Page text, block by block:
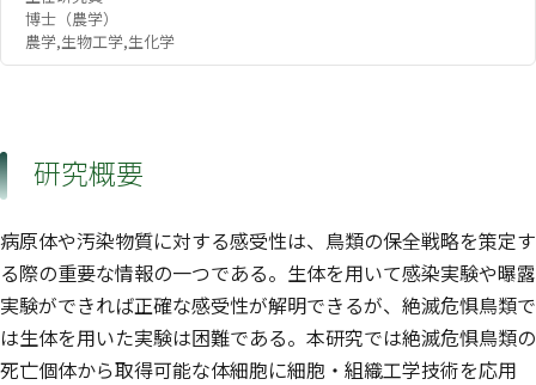
博士（農学）
農学,生物工学,生化学
研究概要
病原体や汚染物質に対する感受性は、鳥類の保全戦略を策定す
る際の重要な情報の一つである。生体を用いて感染実験や曝露
実験ができれば正確な感受性が解明できるが、絶滅危惧鳥類で
は生体を用いた実験は困難である。本研究では絶滅危惧鳥類の
死亡個体から取得可能な体細胞に細胞・組織工学技術を応用